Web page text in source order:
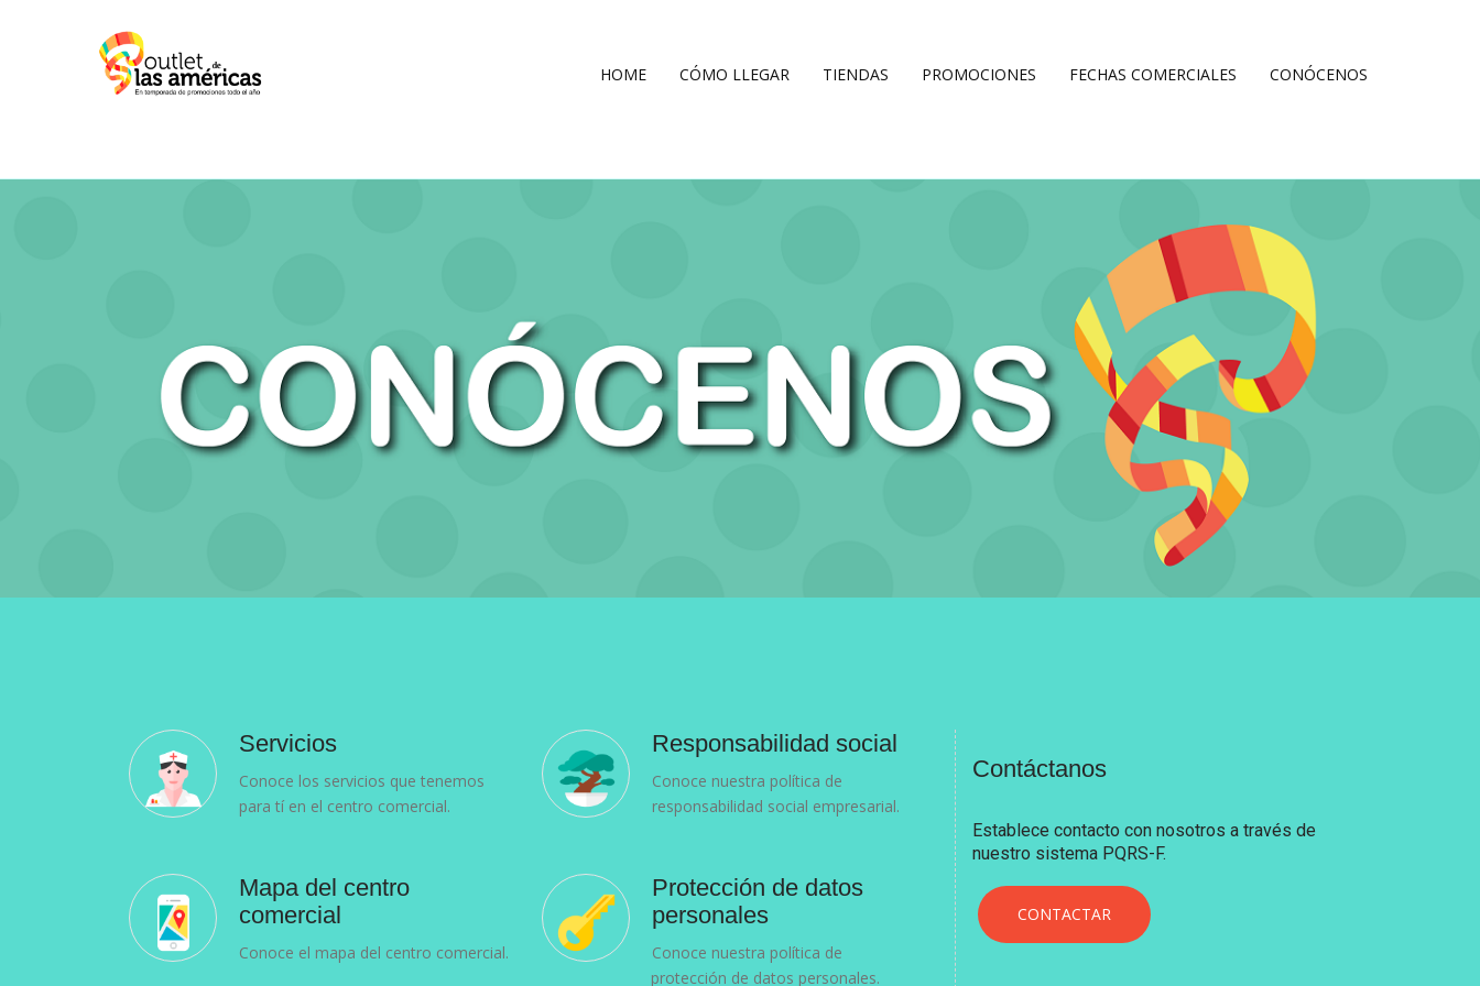
HOME CÓMO LLEGAR TIENDAS PROMOCIONES FECHAS COMERCIALES CONÓCENOS
Servicios
Conoce los servicios que tenemos
para tí en el centro comercial.
Responsabilidad social
Conoce nuestra política de
responsabilidad social empresarial.
Mapa del centro
comercial
Conoce el mapa del centro comercial.
Protección de datos
personales
Conoce nuestra política de
protección de datos personales.
Contáctanos
Establece contacto con nosotros a través de
nuestro sistema PQRS-F.
CONTACTAR